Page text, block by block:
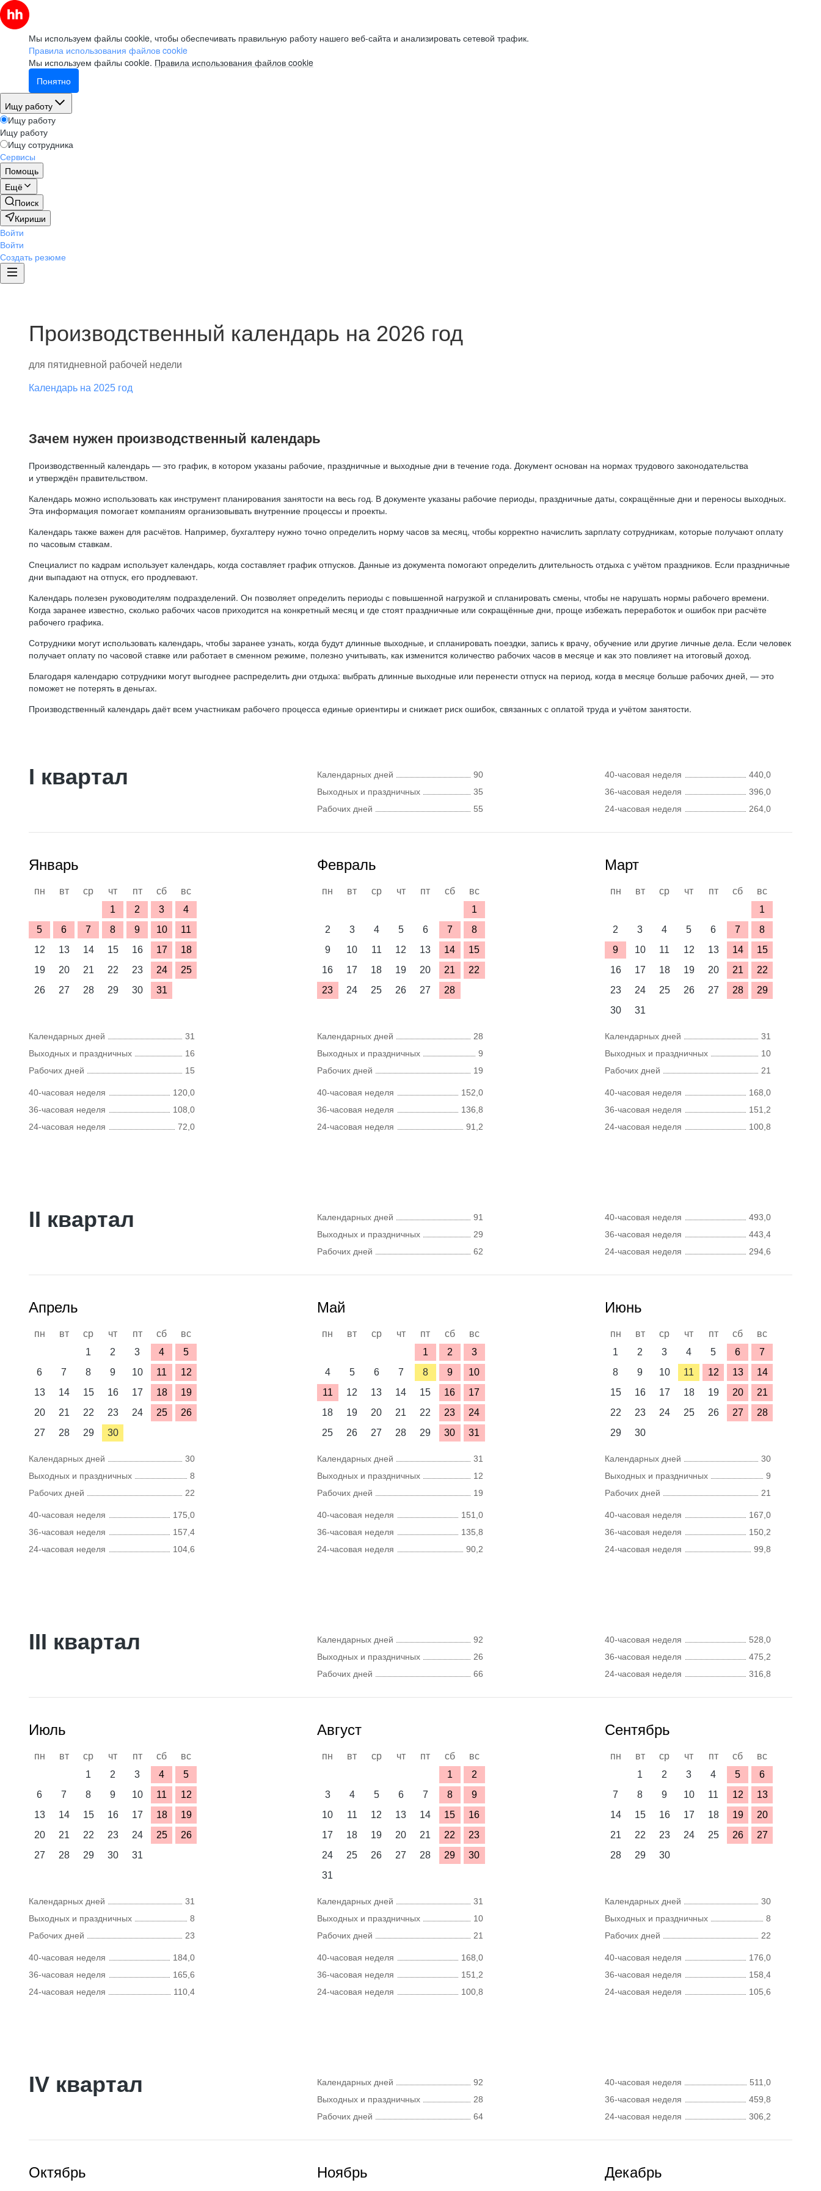
Мы используем файлы cookie, чтобы обеспечивать правильную работу нашего веб-сайта и анализировать сетевой трафик.
Правила использования файлов cookie
Мы используем файлы cookie. Правила использования файлов cookie
Понятно
Ищу работу
Ищу работу
Ищу работу
Ищу сотрудника
Сервисы
Помощь
Ещё
Поиск
Кириши
Войти
Войти
Создать резюме
Производственный календарь на 2026 год
для пятидневной рабочей недели
Календарь на 2025 год
Зачем нужен производственный календарь
Производственный календарь — это график, в котором указаны рабочие, праздничные и выходные дни в течение года. Документ основан на нормах трудового законодательства
и утверждён правительством.
Календарь можно использовать как инструмент планирования занятости на весь год. В документе указаны рабочие периоды, праздничные даты, сокращённые дни и переносы выходных.
Эта информация помогает компаниям организовывать внутренние процессы и проекты.
Календарь также важен для расчётов. Например, бухгалтеру нужно точно определить норму часов за месяц, чтобы корректно начислить зарплату сотрудникам, которые получают оплату
по часовым ставкам.
Специалист по кадрам использует календарь, когда составляет график отпусков. Данные из документа помогают определить длительность отдыха с учётом праздников. Если праздничные
дни выпадают на отпуск, его продлевают.
Календарь полезен руководителям подразделений. Он позволяет определить периоды с повышенной нагрузкой и спланировать смены, чтобы не нарушать нормы рабочего времени.
Когда заранее известно, сколько рабочих часов приходится на конкретный месяц и где стоят праздничные или сокращённые дни, проще избежать переработок и ошибок при расчёте
рабочего графика.
Сотрудники могут использовать календарь, чтобы заранее узнать, когда будут длинные выходные, и спланировать поездки, запись к врачу, обучение или другие личные дела. Если человек
получает оплату по часовой ставке или работает в сменном режиме, полезно учитывать, как изменится количество рабочих часов в месяце и как это повлияет на итоговый доход.
Благодаря календарю сотрудники могут выгоднее распределить дни отдыха: выбрать длинные выходные или перенести отпуск на период, когда в месяце больше рабочих дней, — это
поможет не потерять в деньгах.
Производственный календарь даёт всем участникам рабочего процесса единые ориентиры и снижает риск ошибок, связанных с оплатой труда и учётом занятости.
I квартал Календарных дней
90
Выходных и праздничных
35
Рабочих дней
55
40-часовая неделя
440,0
36-часовая неделя
396,0
24-часовая неделя
264,0
Январь
пн вт ср чт пт сб
вс
1
2 3
4
5
6 7 8 9 10
11
12
13 14 15 16 17
18
19
20 21 22 23 24
25
26
27 28 29 30 31
Календарных дней
31
Выходных и праздничных
16
Рабочих дней
15
40-часовая неделя
120,0
36-часовая неделя
108,0
24-часовая неделя
72,0
Февраль
пн вт ср чт пт сб
вс
1
2
3 4 5 6 7
8
9
10 11 12 13 14
15
16
17 18 19 20 21
22
23
24 25 26 27 28
Календарных дней
28
Выходных и праздничных
9
Рабочих дней
19
40-часовая неделя
152,0
36-часовая неделя
136,8
24-часовая неделя
91,2
Март
пн вт ср чт пт сб
вс
1
2
3 4 5 6 7
8
9
10 11 12 13 14
15
16
17 18 19 20 21
22
23
24 25 26 27 28
29
30
31
Календарных дней
31
Выходных и праздничных
10
Рабочих дней
21
40-часовая неделя
168,0
36-часовая неделя
151,2
24-часовая неделя
100,8
II квартал Календарных дней
91
Выходных и праздничных
29
Рабочих дней
62
40-часовая неделя
493,0
36-часовая неделя
443,4
24-часовая неделя
294,6
Апрель
пн вт ср чт пт сб
вс
1
2 3 4
5
6
7 8 9 10 11
12
13
14 15 16 17 18
19
20
21 22 23 24 25
26
27
28 29 30
Календарных дней
30
Выходных и праздничных
8
Рабочих дней
22
40-часовая неделя
175,0
36-часовая неделя
157,4
24-часовая неделя
104,6
Май
пн вт ср чт пт сб
вс
1
2
3
4
5 6 7 8 9
10
11
12 13 14 15 16
17
18
19 20 21 22 23
24
25
26 27 28 29 30 31
Календарных дней
31
Выходных и праздничных
12
Рабочих дней
19
40-часовая неделя
151,0
36-часовая неделя
135,8
24-часовая неделя
90,2
Июнь
пн вт ср чт пт сб
вс
1
2 3 4 5 6
7
8
9 10 11 12 13
14
15
16 17 18 19 20
21
22
23 24 25 26 27
28
29
30
Календарных дней
30
Выходных и праздничных
9
Рабочих дней
21
40-часовая неделя
167,0
36-часовая неделя
150,2
24-часовая неделя
99,8
III квартал Календарных дней
92
Выходных и праздничных
26
Рабочих дней
66
40-часовая неделя
528,0
36-часовая неделя
475,2
24-часовая неделя
316,8
Июль
пн вт ср чт пт сб
вс
1
2 3 4
5
6
7 8 9 10 11
12
13
14 15 16 17 18
19
20
21 22 23 24 25
26
27
28 29 30 31
Календарных дней
31
Выходных и праздничных
8
Рабочих дней
23
40-часовая неделя
184,0
36-часовая неделя
165,6
24-часовая неделя
110,4
Август
пн вт ср чт пт сб
вс
1
2
3
4 5 6 7 8
9
10
11 12 13 14 15
16
17
18 19 20 21 22
23
24
25 26 27 28 29
30
31
Календарных дней
31
Выходных и праздничных
10
Рабочих дней
21
40-часовая неделя
168,0
36-часовая неделя
151,2
24-часовая неделя
100,8
Сентябрь
пн вт ср чт пт сб
вс
1
2 3 4 5
6
7
8 9 10 11 12
13
14
15 16 17 18 19
20
21
22 23 24 25 26
27
28
29 30
Календарных дней
30
Выходных и праздничных
8
Рабочих дней
22
40-часовая неделя
176,0
36-часовая неделя
158,4
24-часовая неделя
105,6
IV квартал Календарных дней
92
Выходных и праздничных
28
Рабочих дней
64
40-часовая неделя
511,0
36-часовая неделя
459,8
24-часовая неделя
306,2
Октябрь Ноябрь Декабрь